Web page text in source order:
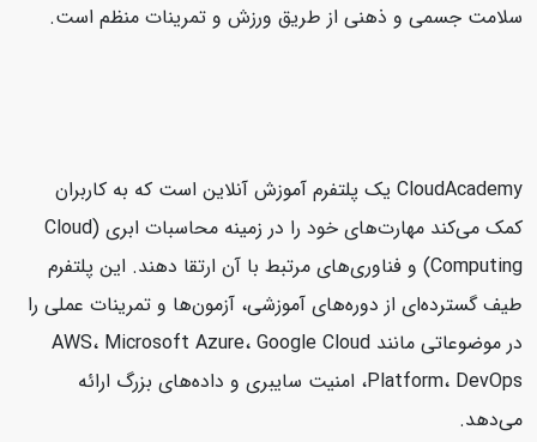
سلامت جسمی و ذهنی از طریق ورزش و تمرینات منظم است.
CloudAcademy یک پلتفرم آموزش آنلاین است که به کاربران
کمک می‌کند مهارت‌های خود را در زمینه محاسبات ابری (Cloud
Computing) و فناوری‌های مرتبط با آن ارتقا دهند. این پلتفرم
طیف گسترده‌ای از دوره‌های آموزشی، آزمون‌ها و تمرینات عملی را
در موضوعاتی مانند AWS، Microsoft Azure، Google Cloud
Platform، DevOps، امنیت سایبری و داده‌های بزرگ ارائه
می‌دهد.